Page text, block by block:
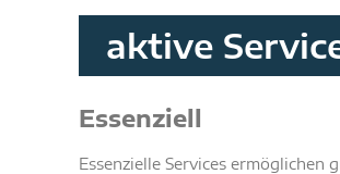
aktive
Essenziell
Essenzielle Services